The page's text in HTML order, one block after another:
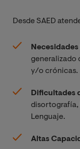
Desde SAED
generalizado
y/o crónicas. ​
Dificultades
disortografía,
Lenguaje.​
Altas